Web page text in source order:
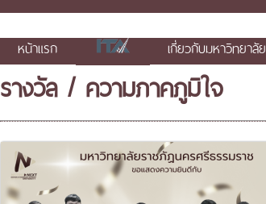
หน้าแรก เกี่ยวกับมหาวิทยาลัย
รางวัล / ความภาคภูมิใจ